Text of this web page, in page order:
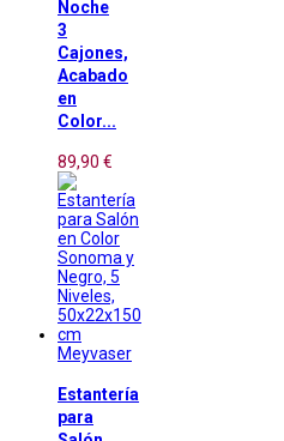
Noche
3
Cajones,
Acabado
en
Color...
89,90 €
Meyvaser
Estantería
para